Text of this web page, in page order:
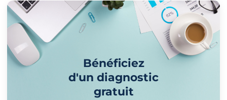
Bénéficiez
d'un diagnostic
gratuit